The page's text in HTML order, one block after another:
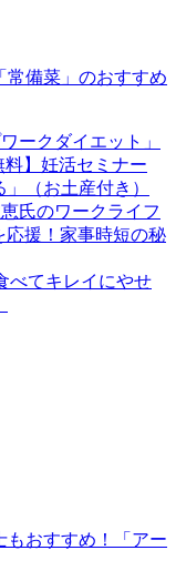
常備菜」のおすすめ
ークダイエット」
料】妊活セミナー
（お土産付き）
氏のワークライフ
応援！家事時短の秘
べてキレイにやせ
もおすすめ！「アー